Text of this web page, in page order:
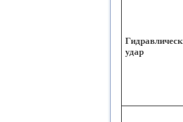
удар